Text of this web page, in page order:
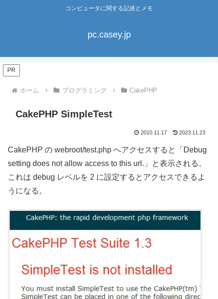
コンピュータに関する記述とメモ
pc.casey.jp
PR
ホーム プログラミング CakePHP
CakePHP SimpleTest
2010.11.17 2023.11.23
CakePHP の webroot/test.php へアクセスすると「Debug
setting does not allow access to this url.」と表示される。
これは debug レベルを 2 に設定するとアクセスできるよ
うになる。